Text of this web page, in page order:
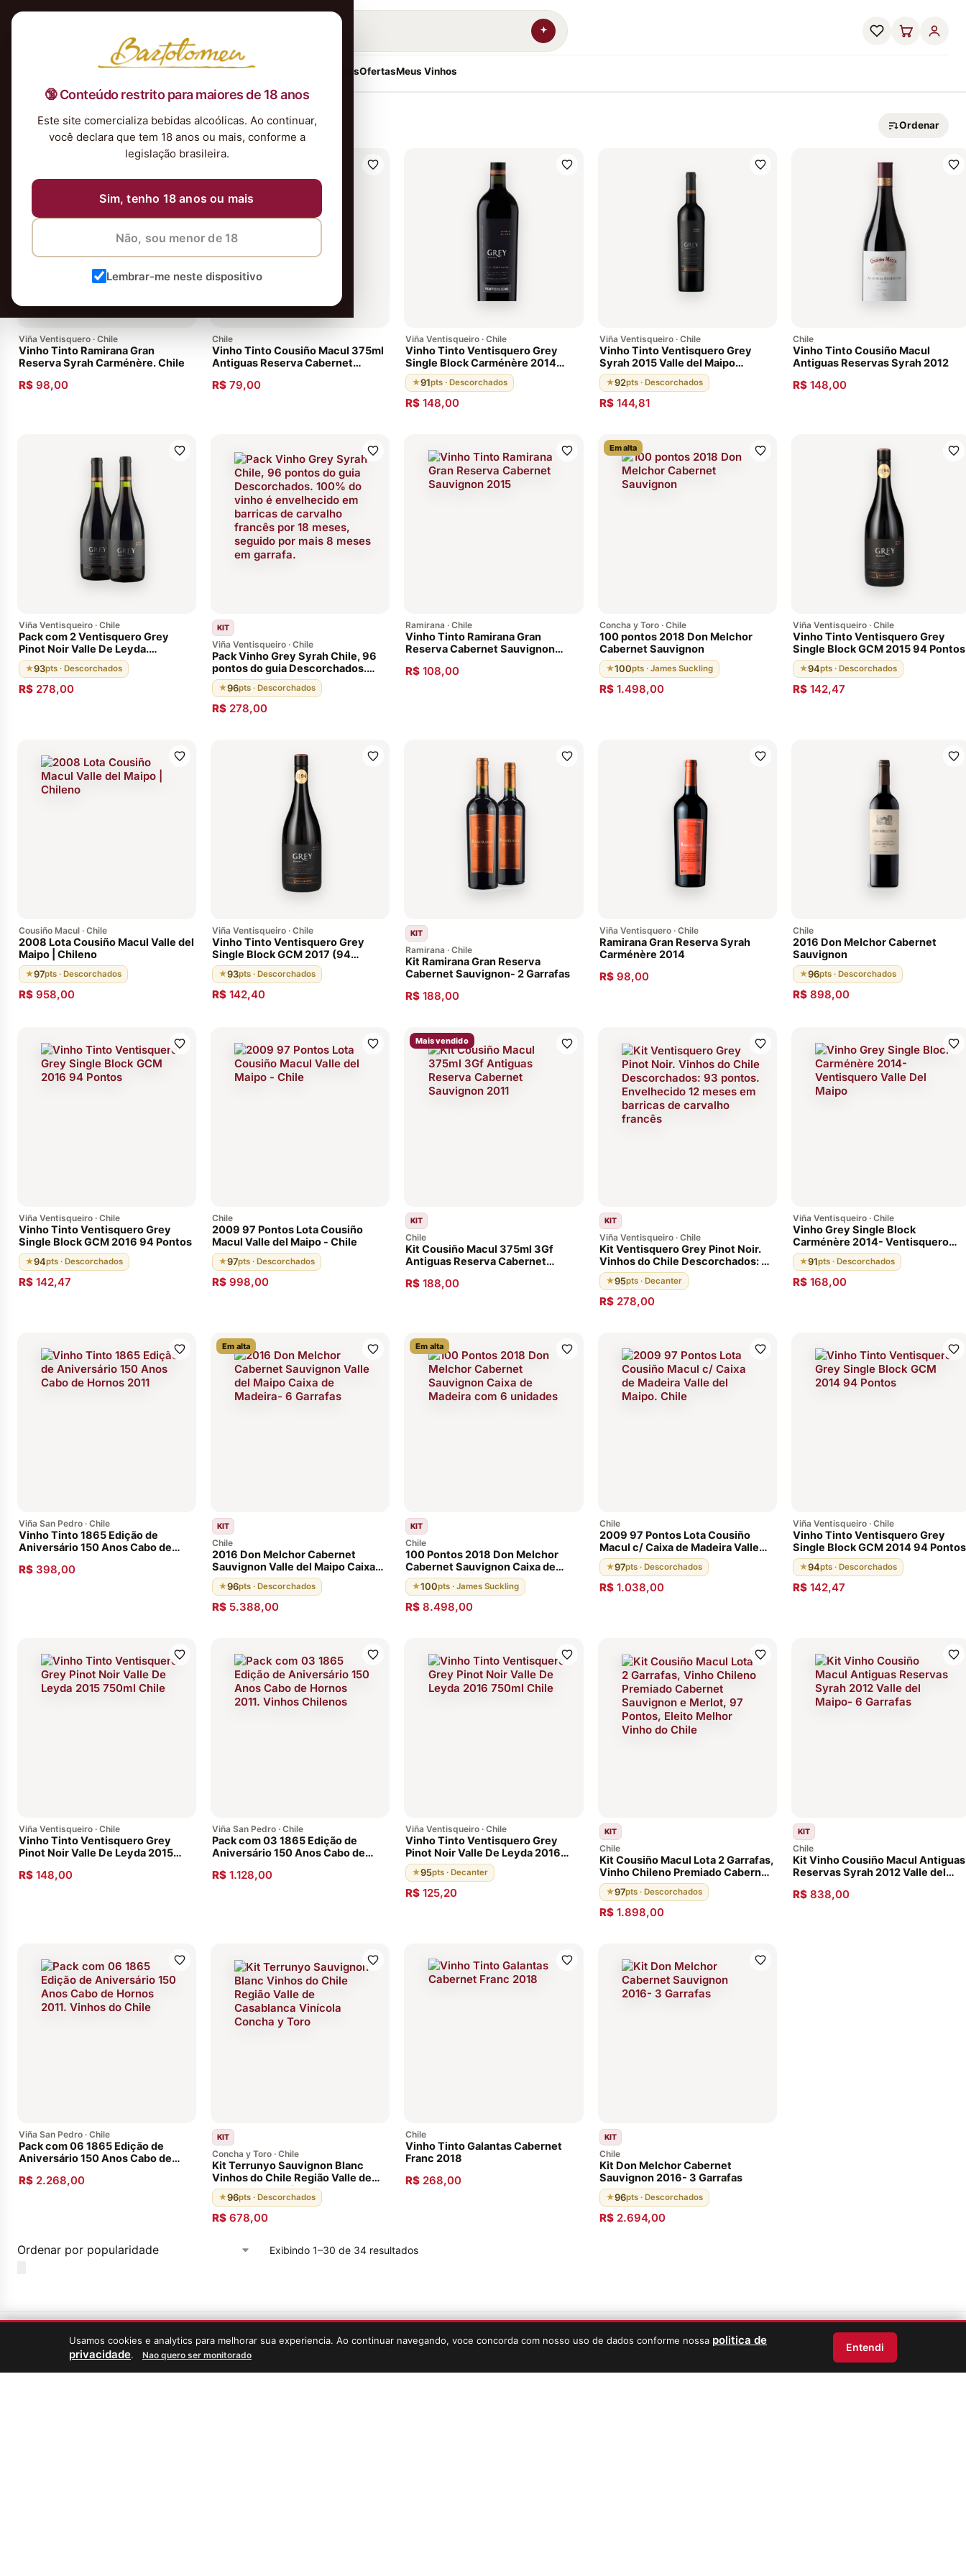
🔞 Conteúdo restrito para maiores de 18 anos
Este site comercializa bebidas alcoólicas. Ao continuar,
você declara que tem 18 anos ou mais, conforme a
legislação brasileira.
Sim, tenho 18 anos ou mais
Não, sou menor de 18
Lembrar-me neste dispositivo
Nossa Seleção TintosBrancosEspumantesRosés Kits & PresentesOfertasMeus Vinhos
34 vinhos Ordenar
Viña Ventisquero · Chile
Vinho Tinto Ramirana Gran
Reserva Syrah Carménère. Chile
R$ 98,00
Chile
Vinho Tinto Cousiño Macul 375ml
Antiguas Reserva Cabernet
R$ 79,00
Viña Ventisqueiro · Chile
Vinho Tinto Ventisquero Grey
Single Block Carménère 2014
Valle Del Maipo Chile 91 Pontos
★91pts · Descorchados
R$ 148,00
Viña Ventisqueiro · Chile
Vinho Tinto Ventisquero Grey
Syrah 2015 Valle del Maipo
Chileno 92 Pontos
★92pts · Descorchados
R$144,81
Chile
Vinho Tinto Cousiño Macul
Antiguas Reservas Syrah 2012
R$148,00
Viña Ventisqueiro · Chile
Pack com 2 Ventisquero Grey
Pinot Noir Valle De Leyda.
Descorchados: 93 pts,
Envelhecido 12 meses em barricas
de carvalho francês, Vinho
Chileno Premiado 2016
★93pts · Descorchados
R$ 278,00
KIT
Viña Ventisqueiro · Chile
Pack Vinho Grey Syrah Chile, 96
pontos do guia Descorchados.
100% do vinho é envelhecido em
barricas de carvalho francês por
18 meses, seguido por mais 8
meses em garrafa.
★96pts · Descorchados
R$ 278,00
Ramirana · Chile
Vinho Tinto Ramirana Gran
Reserva Cabernet Sauvignon
R$ 108,00
Em alta
Concha y Toro · Chile
100 pontos 2018 Don Melchor
Cabernet Sauvignon
★100pts · James Suckling
R$1.498,00
Viña Ventisqueiro · Chile
Vinho Tinto Ventisquero Grey
Single Block GCM 2015 94 Pontos
★94pts · Descorchados
R$142,47
Cousiño Macul · Chile
2008 Lota Cousiño Macul Valle del
Maipo | Chileno
★97pts · Descorchados
R$ 958,00
Viña Ventisqueiro · Chile
Vinho Tinto Ventisquero Grey
Single Block GCM 2017 (94
Pontos). Chile
★93pts · Descorchados
R$ 142,40
KIT
Ramirana · Chile
Kit Ramirana Gran Reserva
Cabernet Sauvignon- 2 Garrafas
R$ 188,00
Viña Ventisquero · Chile
Ramirana Gran Reserva Syrah
Carménère 2014
R$98,00
Chile
2016 Don Melchor Cabernet
Sauvignon
★96pts · Descorchados
R$898,00
Viña Ventisqueiro · Chile
Vinho Tinto Ventisquero Grey
Single Block GCM 2016 94 Pontos
★94pts · Descorchados
R$ 142,47
Chile
2009 97 Pontos Lota Cousiño
Macul Valle del Maipo - Chile
★97pts · Descorchados
R$ 998,00
Mais vendido
KIT
Chile
Kit Cousiño Macul 375ml 3Gf
Antiguas Reserva Cabernet
R$ 188,00
KIT
Viña Ventisqueiro · Chile
Kit Ventisquero Grey Pinot Noir.
Vinhos do Chile Descorchados: 93
pontos. Envelhecido 12 meses em
barricas de carvalho francês
★95pts · Decanter
R$278,00
Viña Ventisqueiro · Chile
Vinho Grey Single Block
Carménère 2014- Ventisquero
Valle Del Maipo
★91pts · Descorchados
R$168,00
Viña San Pedro · Chile
Vinho Tinto 1865 Edição de
Aniversário 150 Anos Cabo de
R$ 398,00
Em alta
KIT
Chile
2016 Don Melchor Cabernet
Sauvignon Valle del Maipo Caixa
de Madeira- 6 Garrafas
★96pts · Descorchados
R$ 5.388,00
Em alta
KIT
Chile
100 Pontos 2018 Don Melchor
Cabernet Sauvignon Caixa de
Madeira com 6 unidades
★100pts · James Suckling
R$ 8.498,00
Chile
2009 97 Pontos Lota Cousiño
Macul c/ Caixa de Madeira Valle
del Maipo. Chile
★97pts · Descorchados
R$1.038,00
Viña Ventisqueiro · Chile
Vinho Tinto Ventisquero Grey
Single Block GCM 2014 94 Pontos
★94pts · Descorchados
R$142,47
Viña Ventisqueiro · Chile
Vinho Tinto Ventisquero Grey
Pinot Noir Valle De Leyda 2015
R$ 148,00
Viña San Pedro · Chile
Pack com 03 1865 Edição de
Aniversário 150 Anos Cabo de
R$ 1.128,00
Viña Ventisqueiro · Chile
Vinho Tinto Ventisquero Grey
Pinot Noir Valle De Leyda 2016
750ml Chile
★95pts · Decanter
R$ 125,20
KIT
Chile
Kit Cousiño Macul Lota 2 Garrafas,
Vinho Chileno Premiado Cabernet
Sauvignon e Merlot, 97 Pontos,
Eleito Melhor Vinho do Chile
★97pts · Descorchados
R$1.898,00
KIT
Chile
Kit Vinho Cousiño Macul Antiguas
Reservas Syrah 2012 Valle del
R$838,00
Viña San Pedro · Chile
Pack com 06 1865 Edição de
Aniversário 150 Anos Cabo de
R$ 2.268,00
KIT
Concha y Toro · Chile
Kit Terrunyo Sauvignon Blanc
Vinhos do Chile Região Valle de
Casablanca Vinícola Concha y
Toro
★96pts · Descorchados
R$ 678,00
Chile
Vinho Tinto Galantas Cabernet
Franc 2018
R$ 268,00
KIT
Chile
Kit Don Melchor Cabernet
Sauvignon 2016- 3 Garrafas
★96pts · Descorchados
R$2.694,00
Exibindo 1–30 de 34 resultados
Usamos cookies e analytics para melhorar sua experiencia. Ao continuar navegando, voce concorda com nosso uso de dados conforme nossa politica de
privacidade. Nao quero ser monitorado
Entendi